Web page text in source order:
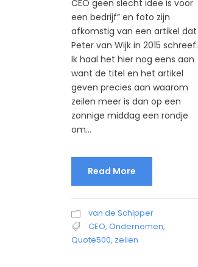
CEO geen slecht idee is voor
een bedrijf” en foto zijn
afkomstig van een artikel dat
Peter van Wijk in 2015 schreef.
Ik haal het hier nog eens aan
want de titel en het artikel
geven precies aan waarom
zeilen meer is dan op een
zonnige middag een rondje
om...
Read More
van de Schipper
CEO, Ondernemen,
Quote500, zeilen